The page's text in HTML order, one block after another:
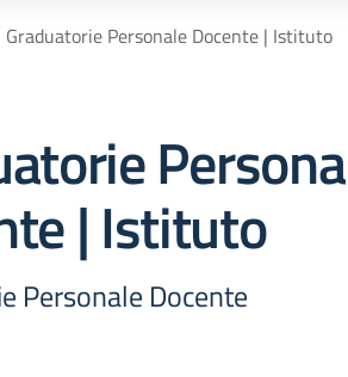
Graduatorie Personale Docente | Istituto
| Istituto
Personale Docente